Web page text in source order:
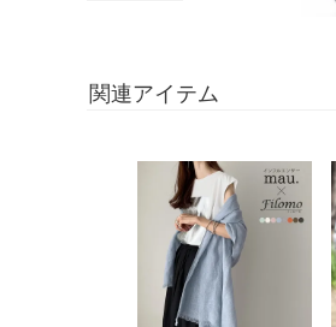
関連アイテム